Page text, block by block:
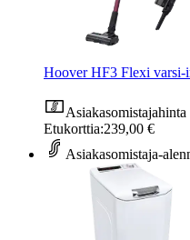
Hoover HF3 Flexi varsi-
Asiakasomistajahinta
Etukorttia:239,00 €
Asiakasomistaja-